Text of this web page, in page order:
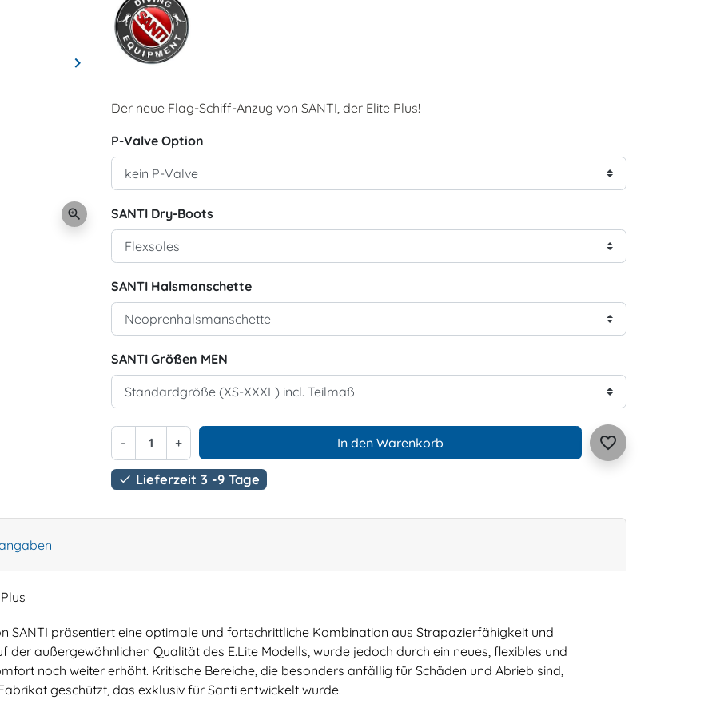
Weiter
keyboard_arrow_right
zoom_in
Der neue Flag-Schiff-Anzug von SANTI, der Elite Plus!
P-Valve Option
SANTI Dry-Boots
SANTI Halsmanschette
SANTI Größen MEN
- + In den Warenkorb favorite_border
 Lieferzeit 3 -9 Tage
SANTI präsentiert eine optimale und fortschrittliche Kombination aus Strapazierfähigkeit und
der außergewöhnlichen Qualität des E.Lite Modells, wurde jedoch durch ein neues, flexibles und
noch weiter erhöht. Kritische Bereiche, die besonders anfällig für Schäden und Abrieb sind,
geschützt, das exklusiv für Santi entwickelt wurde.